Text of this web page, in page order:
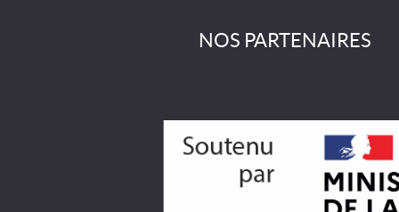
NOS PARTENAIRES